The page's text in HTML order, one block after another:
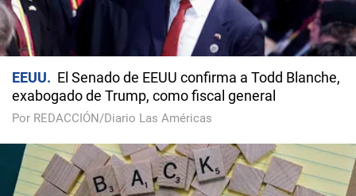
EEUU
El Senado de EEUU confirma a Todd Blanche,
exabogado de Trump, como fiscal general
Por REDACCIÓN/Diario Las Américas